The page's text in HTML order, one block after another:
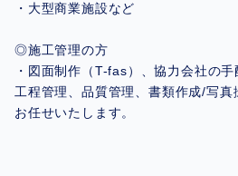
・大型商業施設など
◎施工管理の方
・図面制作（T-fas）、協力会社の
工程管理、品質管理、書類作成/写真
お任せいたします。